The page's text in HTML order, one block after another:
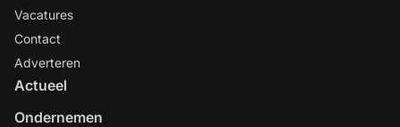
Vacatures
Contact
Adverteren
Actueel
Ondernemen